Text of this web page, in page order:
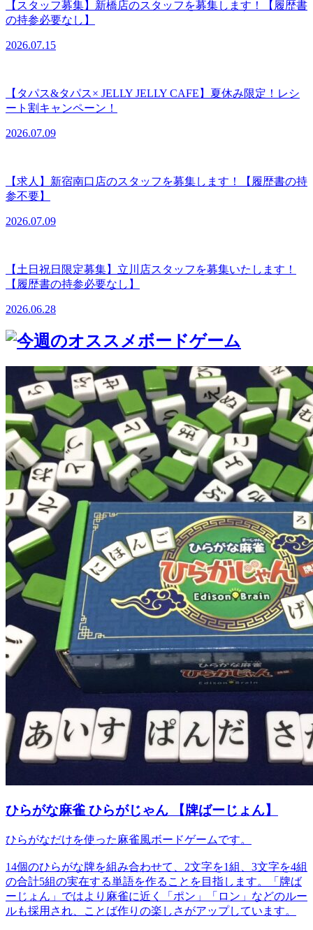
【スタッフ募集】新橋店のスタッフを募集します！【履歴書
の持参必要なし】
2026.07.15
【タパス&タパス× JELLY JELLY CAFE】夏休み限定！レシ
ート割キャンペーン！
2026.07.09
【求人】新宿南口店のスタッフを募集します！【履歴書の持
参不要】
2026.07.09
【土日祝日限定募集】立川店スタッフを募集いたします！
【履歴書の持参必要なし】
2026.06.28
ひらがな麻雀 ひらがじゃん 【牌ばーじょん】
ひらがなだけを使った麻雀風ボードゲームです。
14個のひらがな牌を組み合わせて、2文字を1組、3文字を4組
の合計5組の実在する単語を作ることを目指します。「牌ば
ーじょん」ではより麻雀に近く「ポン」「ロン」などのルー
ルも採用され、ことば作りの楽しさがアップしています。